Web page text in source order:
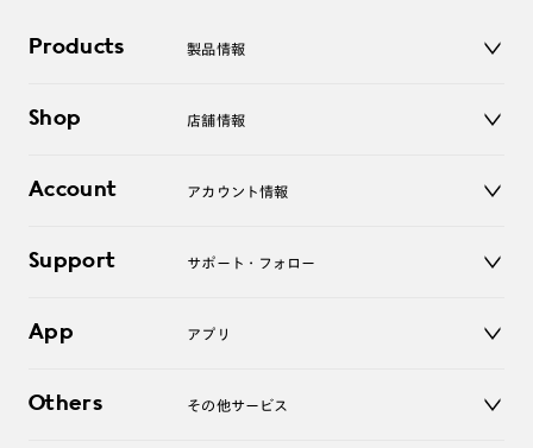
Products 製品情報
サングラス
コンタクトレンズ
アクセサリー
Shop 店舗情報
オンラインショップ
Account アカウント情報
ログアウト
Support サポート・フォロー
よくあるご質問
お問い合わせ
App アプリ
Others その他サービス